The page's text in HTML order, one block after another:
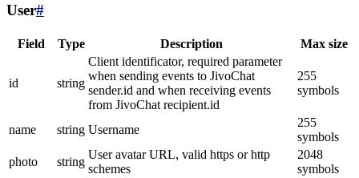
User#
Field Type Description Max size
id string
Client identificator, required parameter
when sending events to JivoChat
sender.id and when receiving events
from JivoChat recipient.id
255
symbols
name string Username
255
symbols
photo
string
User avatar URL, valid https or http
schemes
2048
symbols